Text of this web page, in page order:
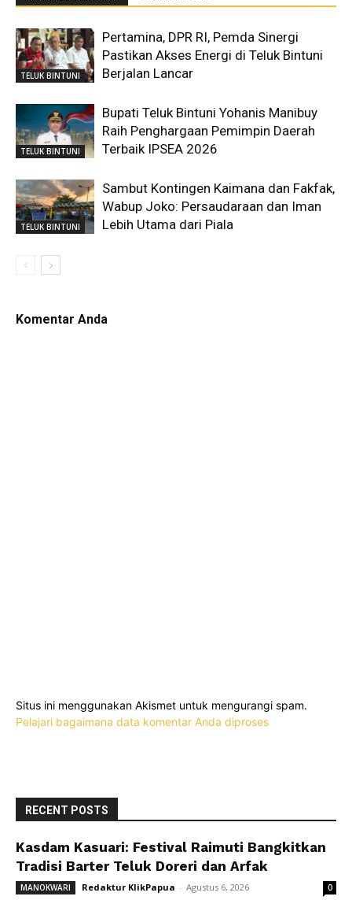
TELUK BINTUNI
Pertamina, DPR RI, Pemda Sinergi
Pastikan Akses Energi di Teluk Bintuni
Berjalan Lancar
TELUK BINTUNI
Bupati Teluk Bintuni Yohanis Manibuy
Raih Penghargaan Pemimpin Daerah
Terbaik IPSEA 2026
TELUK BINTUNI
Sambut Kontingen Kaimana dan Fakfak,
Wabup Joko: Persaudaraan dan Iman
Lebih Utama dari Piala
Komentar Anda
Situs ini menggunakan Akismet untuk mengurangi spam.
Pelajari bagaimana data komentar Anda diproses
RECENT POSTS
Kasdam Kasuari: Festival Raimuti Bangkitkan
Tradisi Barter Teluk Doreri dan Arfak
MANOKWARI Redaktur KlikPapua - Agustus 6, 2026 0